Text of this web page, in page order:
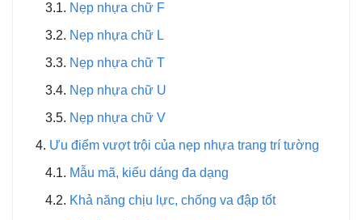
Nẹp nhựa chữ F
Nẹp nhựa chữ L
Nẹp nhựa chữ T
Nẹp nhựa chữ U
Nẹp nhựa chữ V
Ưu điểm vượt trội của nẹp nhựa trang trí tường
Mẫu mã, kiểu dáng đa dạng
Khả năng chịu lực, chống va đập tốt